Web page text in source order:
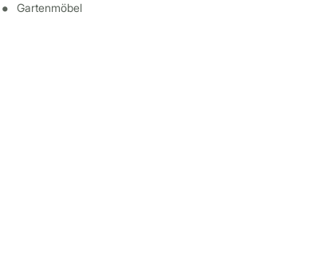
Gartenmöbel